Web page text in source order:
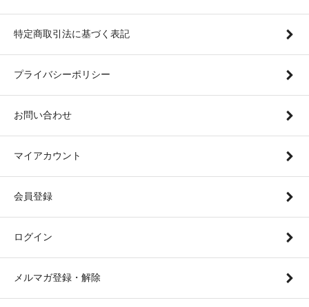
特定商取引法に基づく表記
プライバシーポリシー
お問い合わせ
マイアカウント
会員登録
ログイン
メルマガ登録・解除